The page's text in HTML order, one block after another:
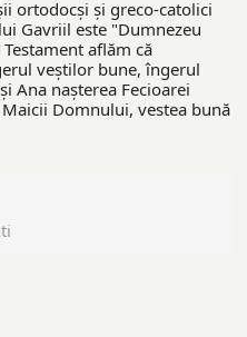
ortodocşi şi greco-catolici
Gavriil este "Dumnezeu
aflăm că
veştilor bune, îngerul
Ana naşterea Fecioarei
Domnului, vestea bună